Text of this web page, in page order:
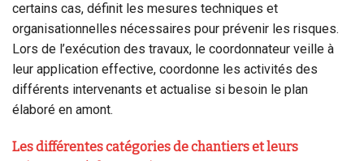
certains cas, définit les mesures techniques et
organisationnelles nécessaires pour prévenir les risques.
Lors de l’exécution des travaux, le coordonnateur veille à
leur application effective, coordonne les activités des
différents intervenants et actualise si besoin le plan
élaboré en amont.
Les différentes catégories de chantiers et leurs